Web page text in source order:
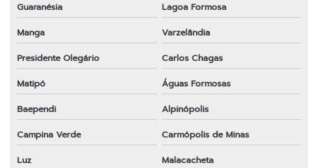
Guaranésia
Lagoa Formosa
Manga
Varzelândia
Presidente Olegário
Carlos Chagas
Matipó
Águas Formosas
Baependi
Alpinópolis
Campina Verde
Carmópolis de Minas
Luz
Malacacheta